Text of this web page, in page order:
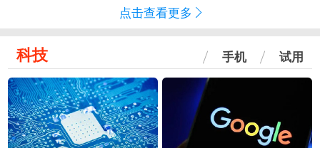
点击查看更多
科技 手机 试用